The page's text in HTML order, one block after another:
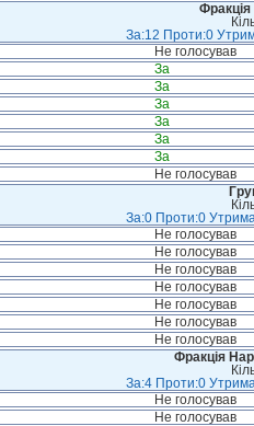
Фракція
За:12 Проти:0
Не голосував
За
За
За
За
За
За
Не голосував
За:0 Проти:0
Не голосував
Не голосував
Не голосував
Не голосував
Не голосував
Не голосував
Не голосував
Фракція
За:4 Проти:0
Не голосував
Не голосував